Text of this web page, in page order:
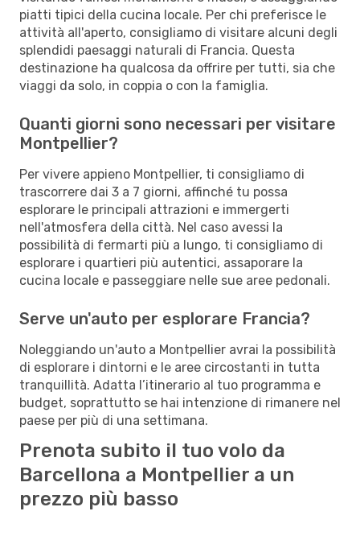
piatti tipici della cucina locale. Per chi preferisce le
attività all'aperto, consigliamo di visitare alcuni degli
splendidi paesaggi naturali di Francia. Questa
destinazione ha qualcosa da offrire per tutti, sia che
viaggi da solo, in coppia o con la famiglia.
Quanti giorni sono necessari per visitare
Montpellier?
Per vivere appieno Montpellier, ti consigliamo di
trascorrere dai 3 a 7 giorni, affinché tu possa
esplorare le principali attrazioni e immergerti
nell'atmosfera della città. Nel caso avessi la
possibilità di fermarti più a lungo, ti consigliamo di
esplorare i quartieri più autentici, assaporare la
cucina locale e passeggiare nelle sue aree pedonali.
Serve un'auto per esplorare Francia?
Noleggiando un'auto a Montpellier avrai la possibilità
di esplorare i dintorni e le aree circostanti in tutta
tranquillità. Adatta l’itinerario al tuo programma e
budget, soprattutto se hai intenzione di rimanere nel
paese per più di una settimana.
Prenota subito il tuo volo da
Barcellona a Montpellier a un
prezzo più basso